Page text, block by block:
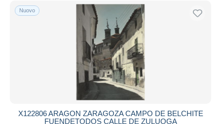
Aggiorna
Nuovo
X122806 ARAGON ZARAGOZA CAMPO DE BELCHITE
FUENDETODOS CALLE DE ZULUOGA